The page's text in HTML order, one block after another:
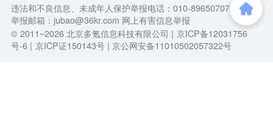
违法和不良信息、未成年人保护举报电话：010-89650707
举报邮箱：jubao@36kr.com 网上有害信息举报
© 2011~2026北京多氪信息科技有限公司 | 京ICP备12031756
号-6 | 京ICP证150143号 | 京公网安备11010502057322号